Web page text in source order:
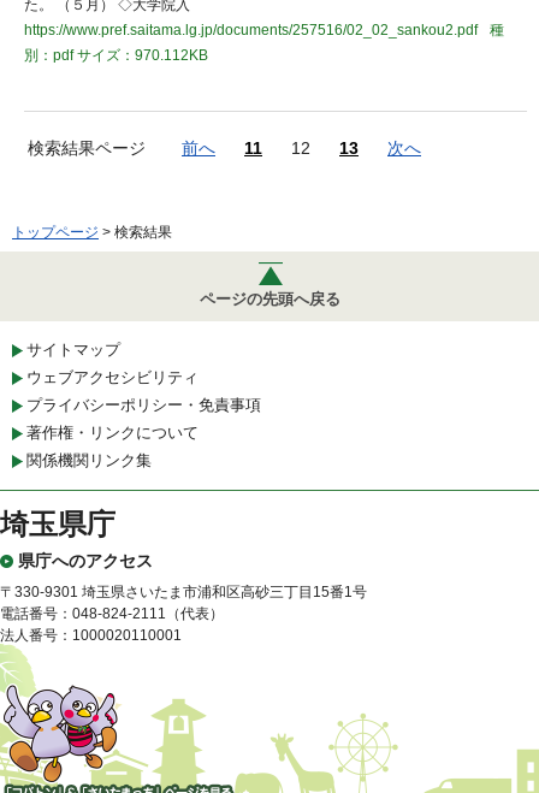
た。 （５月） ◇大学院入
https://www.pref.saitama.lg.jp/documents/257516/02_02_sankou2.pdf
種
別：pdfサイズ：970.112KB
検索結果ページ 前へ 11 12 13 次へ
トップページ > 検索結果
ページの先頭へ戻る
サイトマップ
ウェブアクセシビリティ
プライバシーポリシー・免責事項
著作権・リンクについて
関係機関リンク集
埼玉県庁
県庁へのアクセス
〒330-9301 埼玉県さいたま市浦和区高砂三丁目15番1号
電話番号：048-824-2111（代表）
法人番号：1000020110001